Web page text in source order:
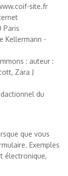
site.fr
Paris
Kellermann -
: auteur :
Zara J
du
que vous
Exemples
électronique,